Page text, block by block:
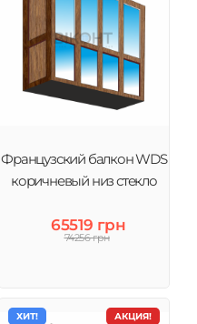
Французский балкон WDS
коричневый низ стекло
65519 грн
74256 грн
АКЦИЯ!
ХИТ!